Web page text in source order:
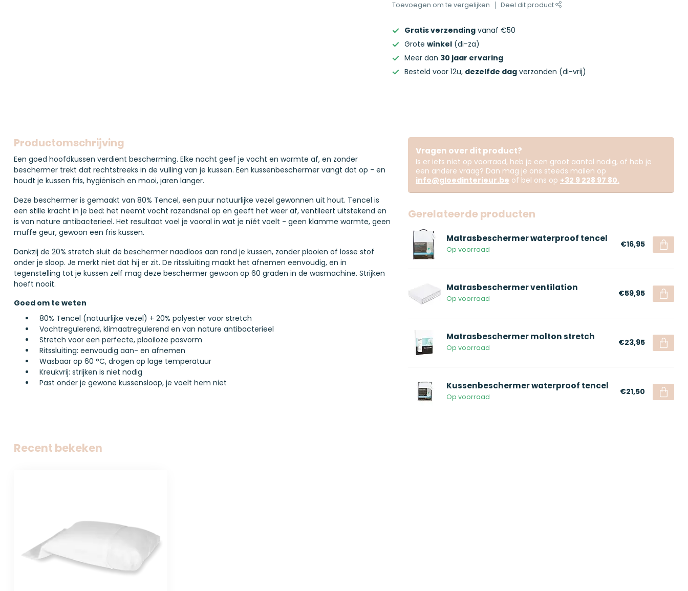
Toevoegen om te vergelijken Deel dit product
Gratis verzending vanaf €50
Grotewinkel (di-za)
Meer dan 30 jaar ervaring
Besteld voor 12u, dezelfde dag verzonden (di-vrij)
Productomschrijving
Een goed hoofdkussen verdient bescherming. Elke nacht geef je vocht en warmte af, en zonder
beschermer trekt dat rechtstreeks in de vulling van je kussen. Een kussenbeschermer vangt dat op - en
houdt je kussen fris, hygiënisch en mooi, jaren langer.
Deze beschermer is gemaakt van 80% Tencel, een puur natuurlijke vezel gewonnen uit hout. Tencel is
een stille kracht in je bed: het neemt vocht razendsnel op en geeft het weer af, ventileert uitstekend en
is van nature antibacterieel. Het resultaat voel je vooral in wat je níét voelt - geen klamme warmte, geen
muffe geur, gewoon een fris kussen.
Dankzij de 20% stretch sluit de beschermer naadloos aan rond je kussen, zonder plooien of losse stof
onder je sloop. Je merkt niet dat hij er zit. De ritssluiting maakt het afnemen eenvoudig, en in
tegenstelling tot je kussen zelf mag deze beschermer gewoon op 60 graden in de wasmachine. Strijken
hoeft nooit.
Goed om te weten
80% Tencel (natuurlijke vezel) + 20% polyester voor stretch
Vochtregulerend, klimaatregulerend en van nature antibacterieel
Stretch voor een perfecte, plooiloze pasvorm
Ritssluiting: eenvoudig aan- en afnemen
Wasbaar op 60 °C, drogen op lage temperatuur
Kreukvrij: strijken is niet nodig
Past onder je gewone kussensloop, je voelt hem niet
Vragen over dit product?
Is er iets niet op voorraad, heb je een groot aantal nodig, of heb je
een andere vraag? Dan mag je ons steeds mailen op
info@gloedinterieur.be of bel ons op +32 9 228 97 80.
Gerelateerde producten
Matrasbeschermer waterproof tencel
Op voorraad
€16,95
Matrasbeschermer ventilation
Op voorraad
€59,95
Matrasbeschermer molton stretch
Op voorraad
€23,95
Kussenbeschermer waterproof tencel
Op voorraad
€21,50
Recent bekeken